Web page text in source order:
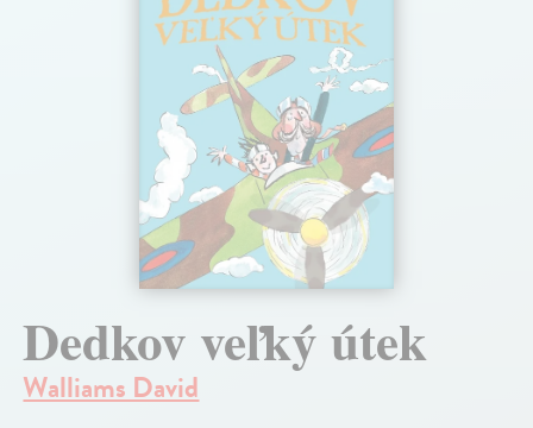
Dedkov veľký útek
Walliams David